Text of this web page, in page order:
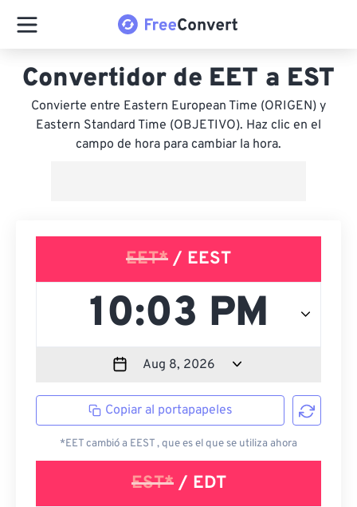
Convertidor de EET a EST
Convierte entre Eastern European Time (ORIGEN) y
Eastern Standard Time (OBJETIVO). Haz clic en el
campo de hora para cambiar la hora.
EET* / EEST
Copiar al portapapeles
*EET cambió a EEST , que es el que se utiliza ahora
EST*/ EDT